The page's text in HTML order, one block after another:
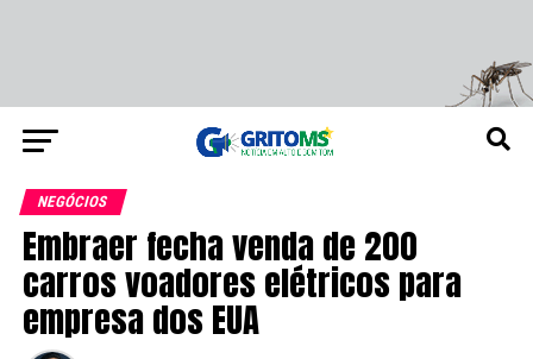
NEGÓCIOS
Embraer fecha venda de 200
carros voadores elétricos para
empresa dos EUA